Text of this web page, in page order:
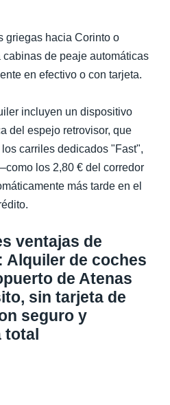
griegas hacia Corinto o
de peaje automáticas
en efectivo o con tarjeta.
incluyen un dispositivo
del espejo retrovisor, que
carriles dedicados "Fast",
los 2,80 € del corredor
más tarde en el
ventajas de
Alquiler de coches
de Atenas
sin tarjeta de
seguro y